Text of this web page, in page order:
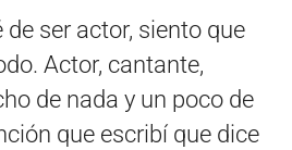
de ser actor, siento que
Actor, cantante,
de nada y un poco de
que escribí que dice